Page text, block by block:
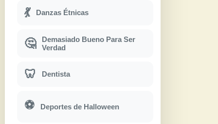
💃 Danzas Étnicas
🤔
Demasiado Bueno Para Ser
Verdad
🦷 Dentista
⚽ Deportes de Halloween